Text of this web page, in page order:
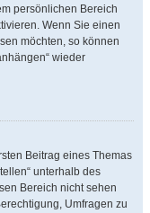
persönlichen Bereich
Wenn Sie einen
möchten, so können
wieder
Beitrag eines Themas
unterhalb des
Bereich nicht sehen
Umfragen zu